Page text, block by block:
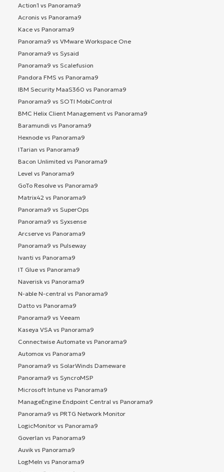
Action1 vs Panorama9
Acronis vs Panorama9
Kace vs Panorama9
Panorama9 vs VMware Workspace One
Panorama9 vs Sysaid
Panorama9 vs Scalefusion
Pandora FMS vs Panorama9
IBM Security MaaS360 vs Panorama9
Panorama9 vs SOTI MobiControl
BMC Helix Client Management vs Panorama9
Baramundi vs Panorama9
Hexnode vs Panorama9
ITarian vs Panorama9
Bacon Unlimited vs Panorama9
Level vs Panorama9
GoTo Resolve vs Panorama9
Matrix42 vs Panorama9
Panorama9 vs SuperOps
Panorama9 vs Syxsense
Arcserve vs Panorama9
Panorama9 vs Pulseway
Ivanti vs Panorama9
IT Glue vs Panorama9
Naverisk vs Panorama9
N-able N-central vs Panorama9
Datto vs Panorama9
Panorama9 vs Veeam
Kaseya VSA vs Panorama9
Connectwise Automate vs Panorama9
Automox vs Panorama9
Panorama9 vs SolarWinds Dameware
Panorama9 vs SyncroMSP
Microsoft Intune vs Panorama9
ManageEngine Endpoint Central vs Panorama9
Panorama9 vs PRTG Network Monitor
LogicMonitor vs Panorama9
Goverlan vs Panorama9
Auvik vs Panorama9
LogMeIn vs Panorama9